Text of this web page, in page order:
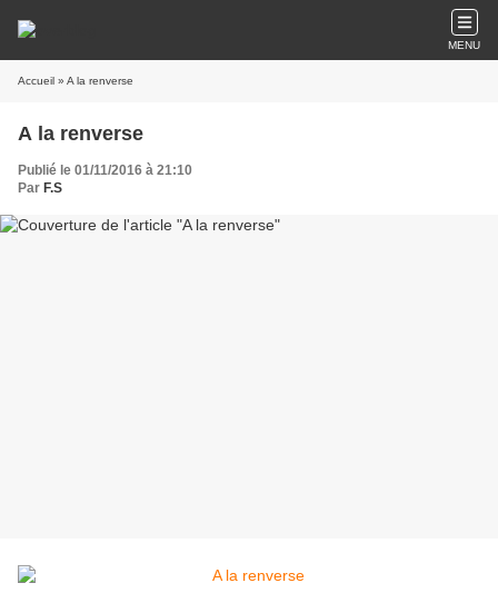
MENU
Accueil » A la renverse
A la renverse
Publié le 01/11/2016 à 21:10
Par F.S